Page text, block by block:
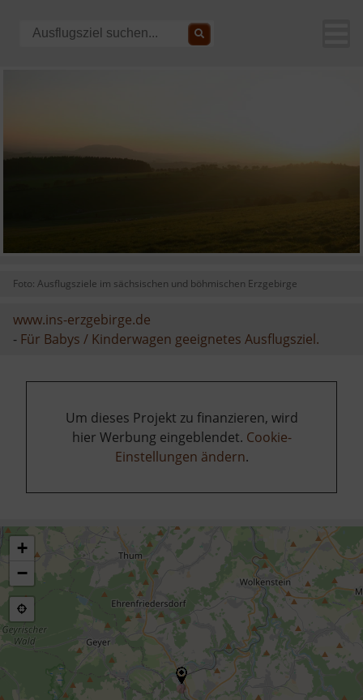
Foto: Ausflugsziele im sächsischen und böhmischen Erzgebirge
www.ins-erzgebirge.de
- Für Babys / Kinderwagen geeignetes Ausflugsziel.
Um dieses Projekt zu finanzieren, wird
hier Werbung eingeblendet. Cookie-
Einstellungen ändern.
+
−